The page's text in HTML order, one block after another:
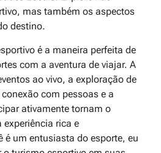
mas também os aspectos
destino.
é a maneira perfeita de
com a aventura de viajar. A
ao vivo, a exploração de
com pessoas e a
ativamente tornam o
rica e
é um entusiasta do esporte, eu